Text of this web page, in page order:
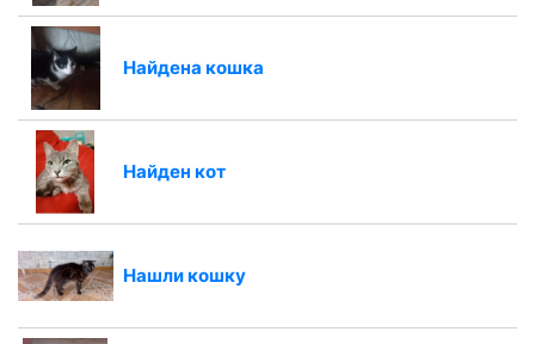
Найдена кошка
Найден кот
Нашли кошку